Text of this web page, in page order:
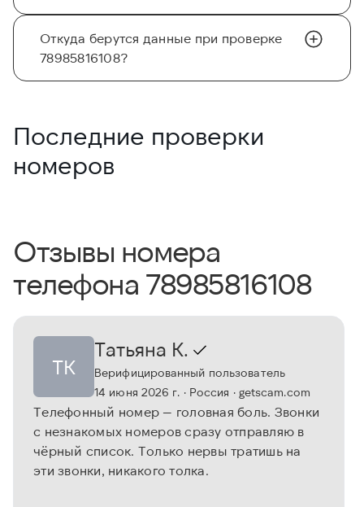
Откуда берутся данные при проверке
78985816108?
Последние проверки
номеров
Отзывы номера
телефона 78985816108
ТК
Татьяна К.
Верифицированный пользователь
14 июня 2026 г. · Россия · getscam.com
Телефонный номер — головная боль. Звонки
с незнакомых номеров сразу отправляю в
чёрный список. Только нервы тратишь на
эти звонки, никакого толка.